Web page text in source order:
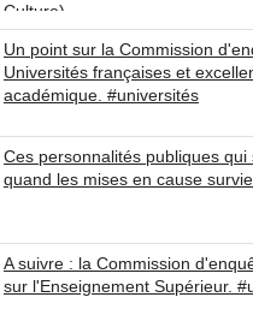
Culture).
Un point sur la Commission
Universités françaises et
académique. #universités
Ces personnalités publiques qui
quand les mises en cause
A suivre : la Commission
sur l'Enseignement Supérieur.